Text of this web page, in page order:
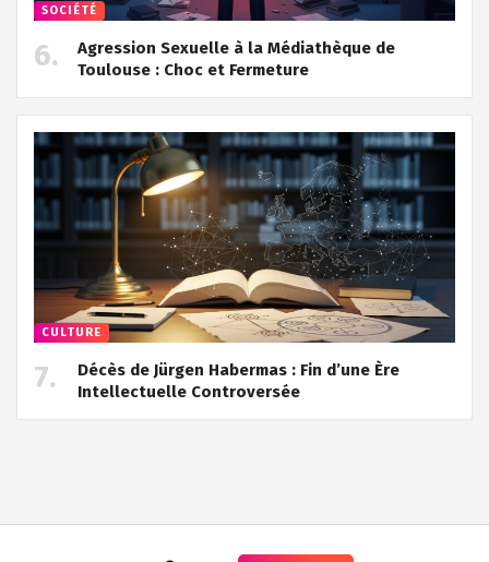
SOCIÉTÉ
Agression Sexuelle à la Médiathèque de
Toulouse : Choc et Fermeture
CULTURE
Décès de Jürgen Habermas : Fin d’une Ère
Intellectuelle Controversée